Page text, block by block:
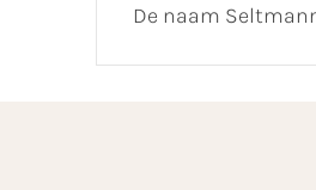
De naam